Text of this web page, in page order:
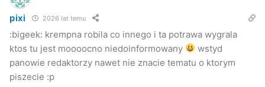
Kuba Kowalczyk
Jaslonet.pl
pixi 2026 lat temu
:bigeek: krempna robila co innego i ta potrawa wygrala
ktos tu jest moooocno niedoinformowany
wstyd
panowie redaktorzy nawet nie znacie tematu o ktorym
piszecie :p